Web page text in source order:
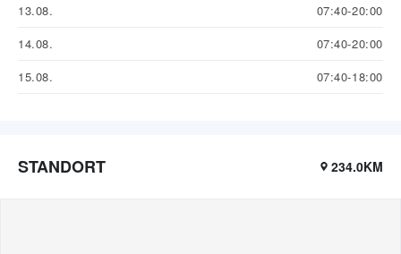
13.08.
07:40-20:00
14.08.
07:40-20:00
15.08.
07:40-18:00
STANDORT 234.0KM